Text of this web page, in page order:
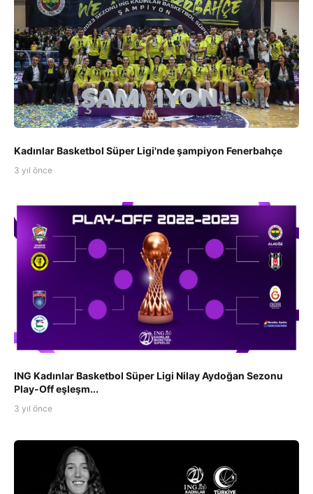
Kadınlar Basketbol Süper Ligi'nde şampiyon Fenerbahçe
3 yıl önce
ING Kadınlar Basketbol Süper Ligi Nilay Aydoğan Sezonu
Play-Off eşleşm...
3 yıl önce